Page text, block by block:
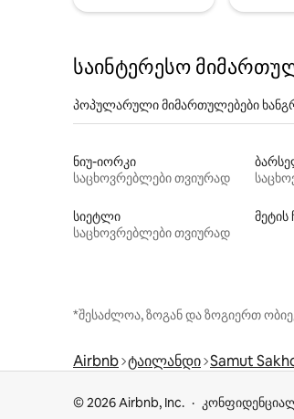
საინტერესო
პოპულარული მიმართულებები
ნიუ-იორკი
საცხოვრებლები თვიურად
სიეტლი
საცხოვრებლები თვიურად
მეტის
*შესაძლოა, ზოგან და ზოგიერთ
Airbnb ტაილანდი Samut
© 2026 Airbnb, Inc.